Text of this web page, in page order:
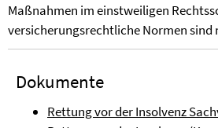
Maßnahmen im einstweiligen
versicherungsrechtliche Normen sind
Dokumente
Rettung vor der Insolvenz